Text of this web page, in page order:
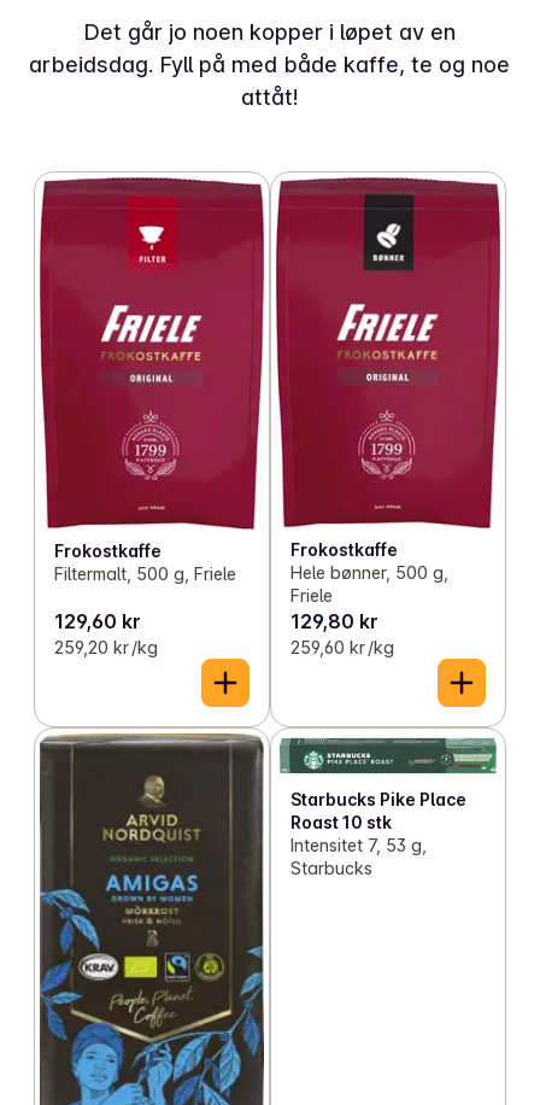
Det går jo noen kopper i løpet av en
arbeidsdag. Fyll på med både kaffe, te og noe
attåt!
Frokostkaffe
Filtermalt, 500 g, Friele
129,60 kr
259,20 kr /kg
Frokostkaffe
Hele bønner, 500 g,
Friele
129,80 kr
259,60 kr /kg
Starbucks Pike Place
Roast 10 stk
Intensitet 7, 53 g,
Starbucks